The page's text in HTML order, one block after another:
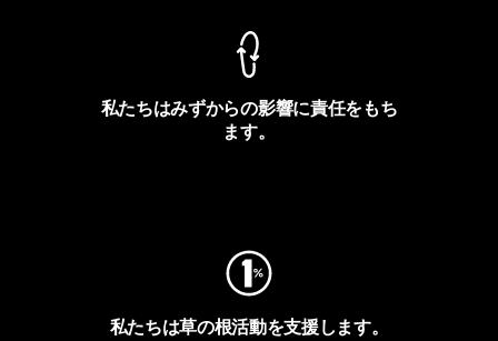
私たちはみずからの影響に責任をもち
ます。
私たちは草の根活動を支援します。